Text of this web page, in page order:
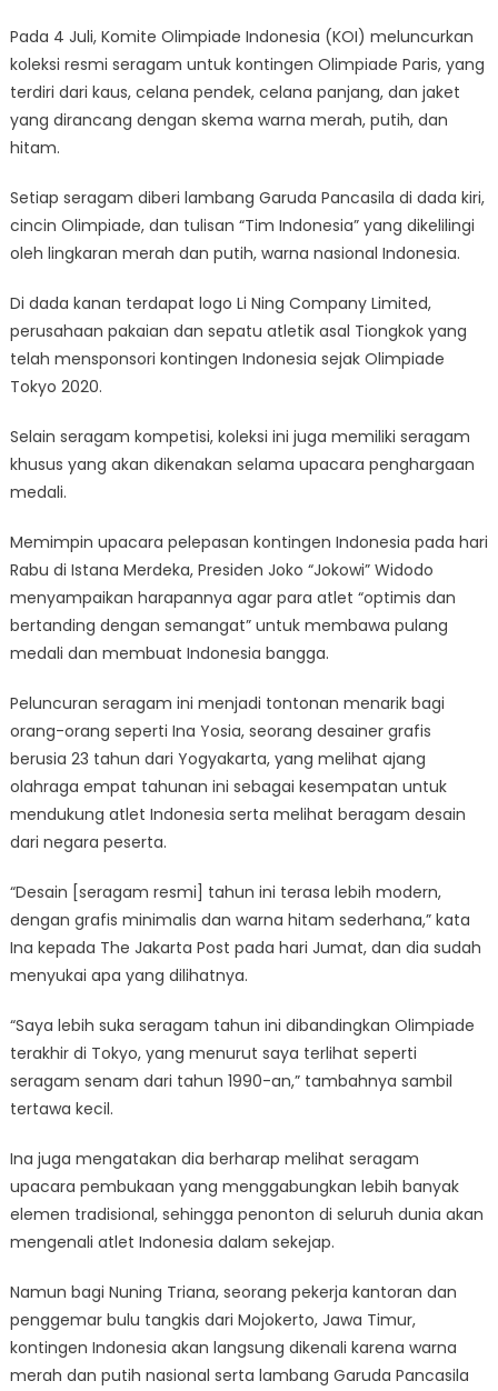
Pada 4 Juli, Komite Olimpiade Indonesia (KOI) meluncurkan
koleksi resmi seragam untuk kontingen Olimpiade Paris, yang
terdiri dari kaus, celana pendek, celana panjang, dan jaket
yang dirancang dengan skema warna merah, putih, dan
hitam.
Setiap seragam diberi lambang Garuda Pancasila di dada kiri,
cincin Olimpiade, dan tulisan “Tim Indonesia” yang dikelilingi
oleh lingkaran merah dan putih, warna nasional Indonesia.
Di dada kanan terdapat logo Li Ning Company Limited,
perusahaan pakaian dan sepatu atletik asal Tiongkok yang
telah mensponsori kontingen Indonesia sejak Olimpiade
Tokyo 2020.
Selain seragam kompetisi, koleksi ini juga memiliki seragam
khusus yang akan dikenakan selama upacara penghargaan
medali.
Memimpin upacara pelepasan kontingen Indonesia pada hari
Rabu di Istana Merdeka, Presiden Joko “Jokowi” Widodo
menyampaikan harapannya agar para atlet “optimis dan
bertanding dengan semangat” untuk membawa pulang
medali dan membuat Indonesia bangga.
Peluncuran seragam ini menjadi tontonan menarik bagi
orang-orang seperti Ina Yosia, seorang desainer grafis
berusia 23 tahun dari Yogyakarta, yang melihat ajang
olahraga empat tahunan ini sebagai kesempatan untuk
mendukung atlet Indonesia serta melihat beragam desain
dari negara peserta.
“Desain [seragam resmi] tahun ini terasa lebih modern,
dengan grafis minimalis dan warna hitam sederhana,” kata
Ina kepada The Jakarta Post pada hari Jumat, dan dia sudah
menyukai apa yang dilihatnya.
“Saya lebih suka seragam tahun ini dibandingkan Olimpiade
terakhir di Tokyo, yang menurut saya terlihat seperti
seragam senam dari tahun 1990-an,” tambahnya sambil
tertawa kecil.
Ina juga mengatakan dia berharap melihat seragam
upacara pembukaan yang menggabungkan lebih banyak
elemen tradisional, sehingga penonton di seluruh dunia akan
mengenali atlet Indonesia dalam sekejap.
Namun bagi Nuning Triana, seorang pekerja kantoran dan
penggemar bulu tangkis dari Mojokerto, Jawa Timur,
kontingen Indonesia akan langsung dikenali karena warna
merah dan putih nasional serta lambang Garuda Pancasila